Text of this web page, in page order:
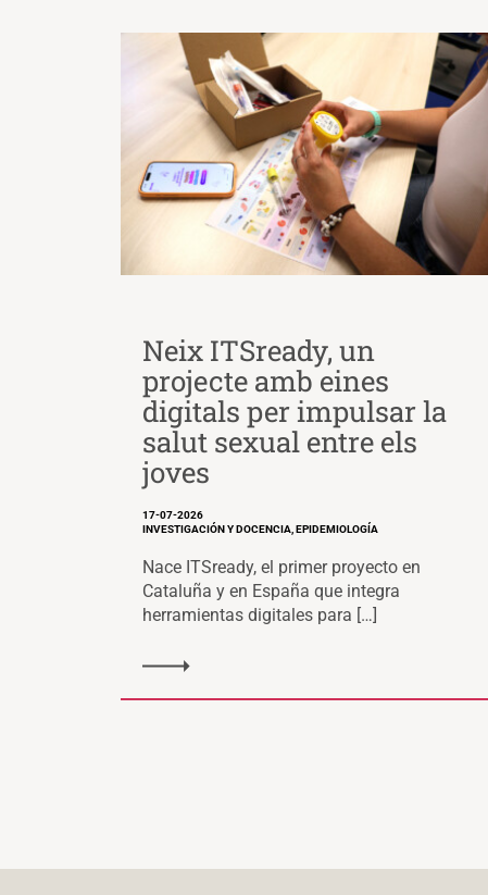
Neix ITSready, un
projecte amb eines
digitals per impulsar la
salut sexual entre els
joves
17-07-2026
INVESTIGACIÓN Y DOCENCIA, EPIDEMIOLOGÍA
Nace ITSready, el primer proyecto en
Cataluña y en España que integra
herramientas digitales para […]